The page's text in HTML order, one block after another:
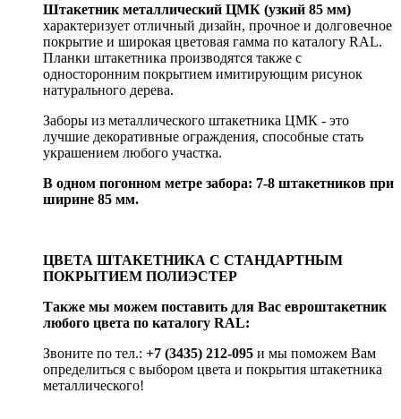
Штакетник металлический ЦМК (узкий 85 мм)
характеризует отличный дизайн, прочное и долговечное
покрытие и широкая цветовая гамма по каталогу RAL.
Планки штакетника производятся также с
односторонним покрытием имитирующим рисунок
натурального дерева.
Заборы из металлического штакетника ЦМК - это
лучшие декоративные ограждения, способные стать
украшением любого участка.
В одном погонном метре забора: 7-8 штакетников при
ширине 85 мм.
ЦВЕТА ШТАКЕТНИКА С СТАНДАРТНЫМ
ПОКРЫТИЕМ ПОЛИЭСТЕР
Также мы можем поставить для Вас евроштакетник
любого цвета по каталогу RAL:
Звоните по тел.: +7 (3435) 212-095 и мы поможем Вам
определиться с выбором цвета и покрытия штакетника
металлического!